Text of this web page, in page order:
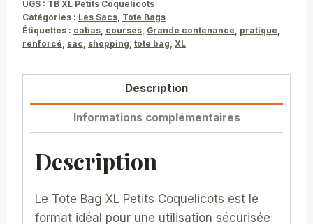
UGS : TB XL Petits Coquelicots
Catégories : Les Sacs, Tote Bags
Étiquettes : cabas, courses, Grande contenance, pratique,
renforcé, sac, shopping, tote bag, XL
Description
Informations complémentaires
Description
Le Tote Bag XL Petits Coquelicots est le
format idéal pour une utilisation sécurisée